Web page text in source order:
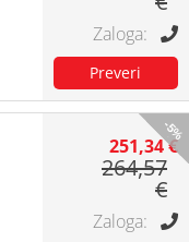
-5%
251,34 €
264,57
€